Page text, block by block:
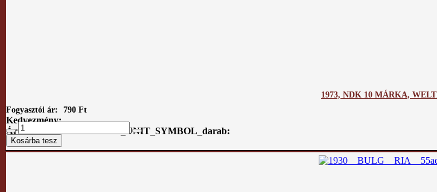
1973, NDK 10 MÁRKA,
Fogyasztói ár:
790 Ft
Kedvezmény:
Ár / COM_VIRTUEMART_UNIT_SYMBOL_darab: